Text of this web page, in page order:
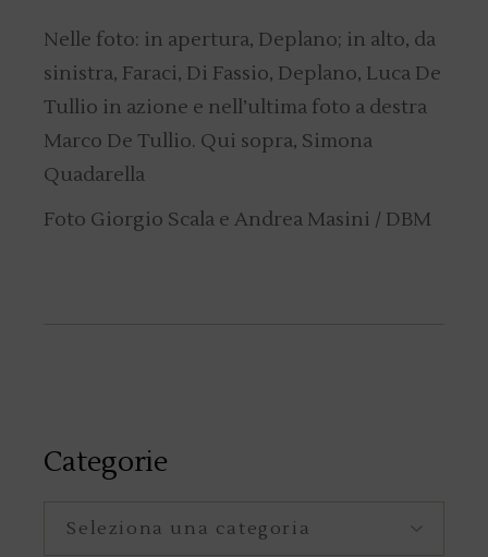
Nelle foto: in apertura, Deplano; in alto, da
sinistra, Faraci, Di Fassio, Deplano, Luca De
Tullio in azione e nell’ultima foto a destra
Marco De Tullio. Qui sopra, Simona
Quadarella
Foto Giorgio Scala e Andrea Masini / DBM
Categorie